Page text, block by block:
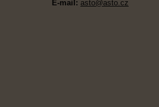
E-mail: asto@asto.cz